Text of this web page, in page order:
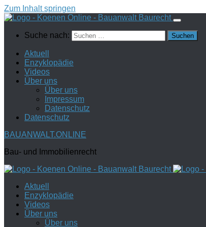
Zum Inhalt springen
Suche nach:
Aktuell
Enzyklopädie
Videos
Über uns
Über uns
Impressum
Datenschutz
Datenschutz
BAUANWALT.ONLINE
Bau- und Immobilienrecht
Aktuell
Enzyklopädie
Videos
Über uns
Über uns